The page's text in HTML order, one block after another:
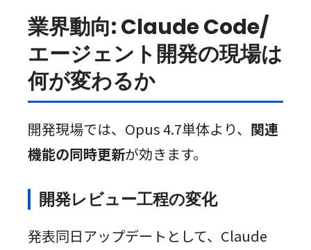
業界動向: Claude Code/
エージェント開発の現場は
何が変わるか
開発現場では、Opus 4.7単体より、 関連
機能の同時更新が効きます。
開発レビュー工程の変化
発表同日アップデートとして、Claude